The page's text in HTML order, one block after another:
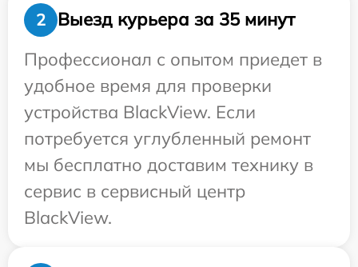
2
Выезд курьера за 35 минут
Профессионал с опытом приедет в
удобное время для проверки
устройства BlackView. Если
потребуется углубленный ремонт
мы бесплатно доставим технику в
сервис в сервисный центр
BlackView.